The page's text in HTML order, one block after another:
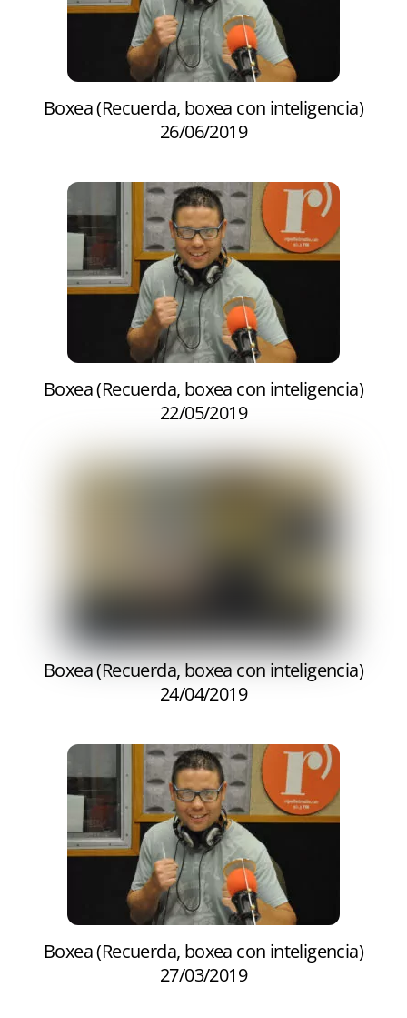
Boxea (Recuerda, boxea con inteligencia)
26/06/2019
Boxea (Recuerda, boxea con inteligencia)
22/05/2019
Boxea (Recuerda, boxea con inteligencia)
24/04/2019
Boxea (Recuerda, boxea con inteligencia)
27/03/2019